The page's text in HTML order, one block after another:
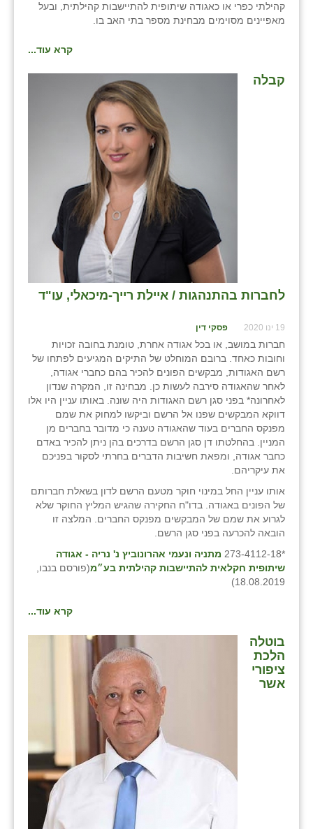
קהילתי כפרי או כאגודה שיתופית להתיישבות קהילתית, ובעל
מאפיינים מסוימים מבחינת מספר בתי האב בו.
קרא עוד...
קבלה
לחברות בהתנהגות / איילת רייך-מיכאלי, עו"ד
19 ינו 2020 פסקי דין
חברות במושב, או בכל אגודה אחרת, טומנת בחובה זכויות
וחובות כאחד. ברובם המוחלט של התיקים המגיעים לפתחו של
רשם האגודות, מבקשים הפונים להכיר בהם כחברי אגודה,
לאחר שהאגודה סירבה לעשות כן. מבחינה זו, המקרה שנדון
לאחרונה* בפני סגן רשם האגודות היה שונה. באותו עניין היו אלו
דווקא המבקשים שפנו אל הרשם וביקשו למחוק את שמם
מפנקס החברים בעוד שהאגודה טענה כי מדובר בחברים מן
המניין. בהחלטתו דן סגן הרשם בדרכים בהן ניתן להכיר באדם
כחבר אגודה, ומפאת חשיבות הדברים בחרתי לסקור בפניכם
את עיקריהם.
אותו עניין החל במינוי חוקר מטעם הרשם לדון בשאלת חברותם
של הפונים באגודה. בדו"ח החקירה שהגיש המליץ החוקר שלא
לגרוע את שמם של המבקשים מפנקס החברים. המלצה זו
הובאה להכרעה בפני סגן הרשם.
*273-4112-18
מתניה ונעמי אהרונוביץ נ' נריה - אגודה
שיתופית חקלאית להתיישבות קהילתית בע״מ(פורסם בנבו,
18.08.2019)
קרא עוד...
בוטלה
הלכת
ציפורי
אשר